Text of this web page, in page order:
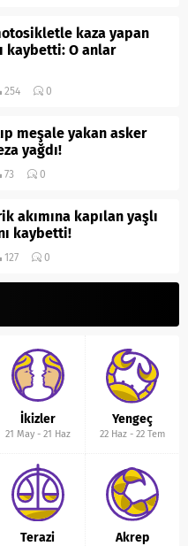
kaza yapan
kaybetti: O anlar
254 0
meşale yakan asker
yağdı!
73 0
akımına kapılan yaşlı
kaybetti!
127 0
İkizler
21 May- 21 Haz
Yengeç
22 Haz- 22 Tem
Terazi Akrep